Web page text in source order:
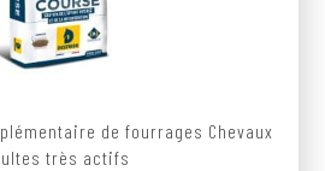
de fourrages Chevaux
très actifs